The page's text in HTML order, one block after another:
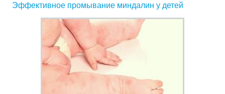
Эффективное промывание миндалин у детей